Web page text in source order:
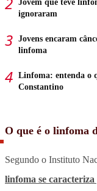
Jovem que teve
ignoraram
Jovens encaram
linfoma
Linfoma: entenda o
Constantino
O que é o linfoma
Segundo o Instituto
linfoma se caracteriza